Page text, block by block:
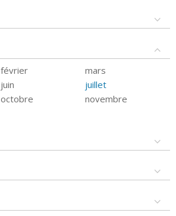
février
mars
juin
juillet
octobre
novembre